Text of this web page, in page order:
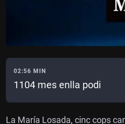
02:56 MIN
1104 mes enlla podi
La María Losada, cinc cops